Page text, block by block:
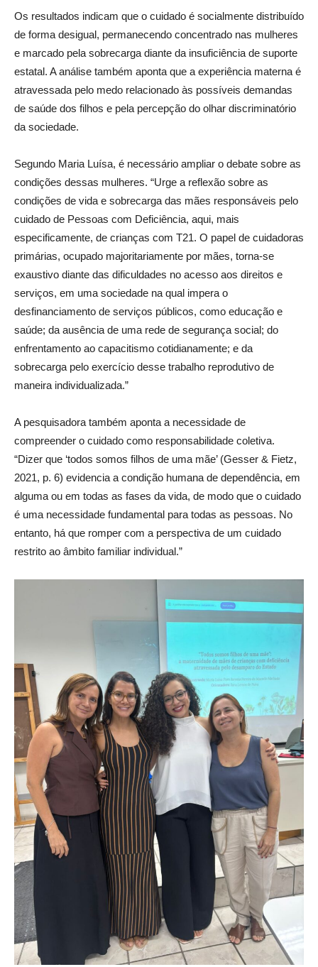
Os resultados indicam que o cuidado é socialmente distribuído
de forma desigual, permanecendo concentrado nas mulheres
e marcado pela sobrecarga diante da insuficiência de suporte
estatal. A análise também aponta que a experiência materna é
atravessada pelo medo relacionado às possíveis demandas
de saúde dos filhos e pela percepção do olhar discriminatório
da sociedade.
Segundo Maria Luísa, é necessário ampliar o debate sobre as
condições dessas mulheres. “Urge a reflexão sobre as
condições de vida e sobrecarga das mães responsáveis pelo
cuidado de Pessoas com Deficiência, aqui, mais
especificamente, de crianças com T21. O papel de cuidadoras
primárias, ocupado majoritariamente por mães, torna-se
exaustivo diante das dificuldades no acesso aos direitos e
serviços, em uma sociedade na qual impera o
desfinanciamento de serviços públicos, como educação e
saúde; da ausência de uma rede de segurança social; do
enfrentamento ao capacitismo cotidianamente; e da
sobrecarga pelo exercício desse trabalho reprodutivo de
maneira individualizada.”
A pesquisadora também aponta a necessidade de
compreender o cuidado como responsabilidade coletiva.
“Dizer que ‘todos somos filhos de uma mãe’ (Gesser & Fietz,
2021, p. 6) evidencia a condição humana de dependência, em
alguma ou em todas as fases da vida, de modo que o cuidado
é uma necessidade fundamental para todas as pessoas. No
entanto, há que romper com a perspectiva de um cuidado
restrito ao âmbito familiar individual.”